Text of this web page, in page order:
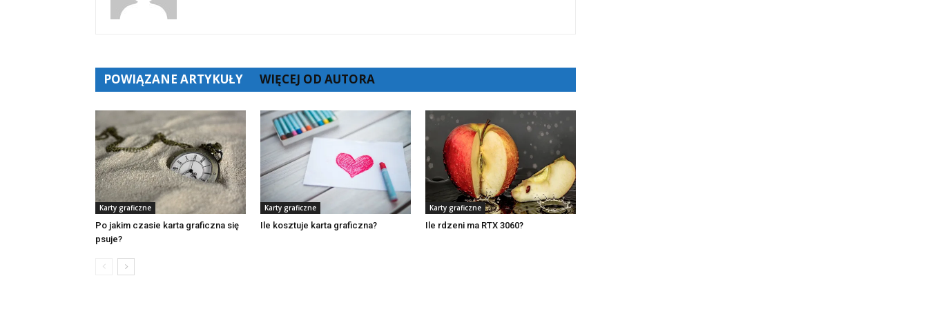
POWIĄZANE ARTYKUŁY WIĘCEJ OD AUTORA
Karty graficzne
Po jakim czasie karta graficzna się
psuje?
Karty graficzne
Ile kosztuje karta graficzna?
Karty graficzne
Ile rdzeni ma RTX 3060?